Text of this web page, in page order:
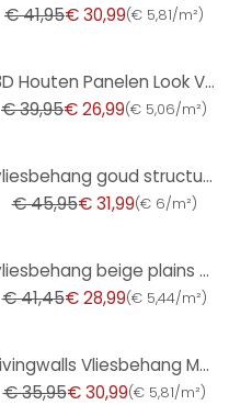
€ 41,95€ 30,99(€ 5,81/m²)
3D Houten Panelen Look Vliesbehang, Scandinavisch Houtlook Behang van A.S. Creation, Bruin, Zwart
€ 39,95€ 26,99(€ 5,06/m²)
vliesbehang goud structuur voor woonkamer slaapkamer behang marburg
€ 45,95€ 31,99(€ 6/m²)
vliesbehang beige plains voor woonkamer slaapkamer behang marburg
€ 41,45€ 28,99(€ 5,44/m²)
Livingwalls Vliesbehang Metropolitan Stories
€ 35,95€ 30,99(€ 5,81/m²)